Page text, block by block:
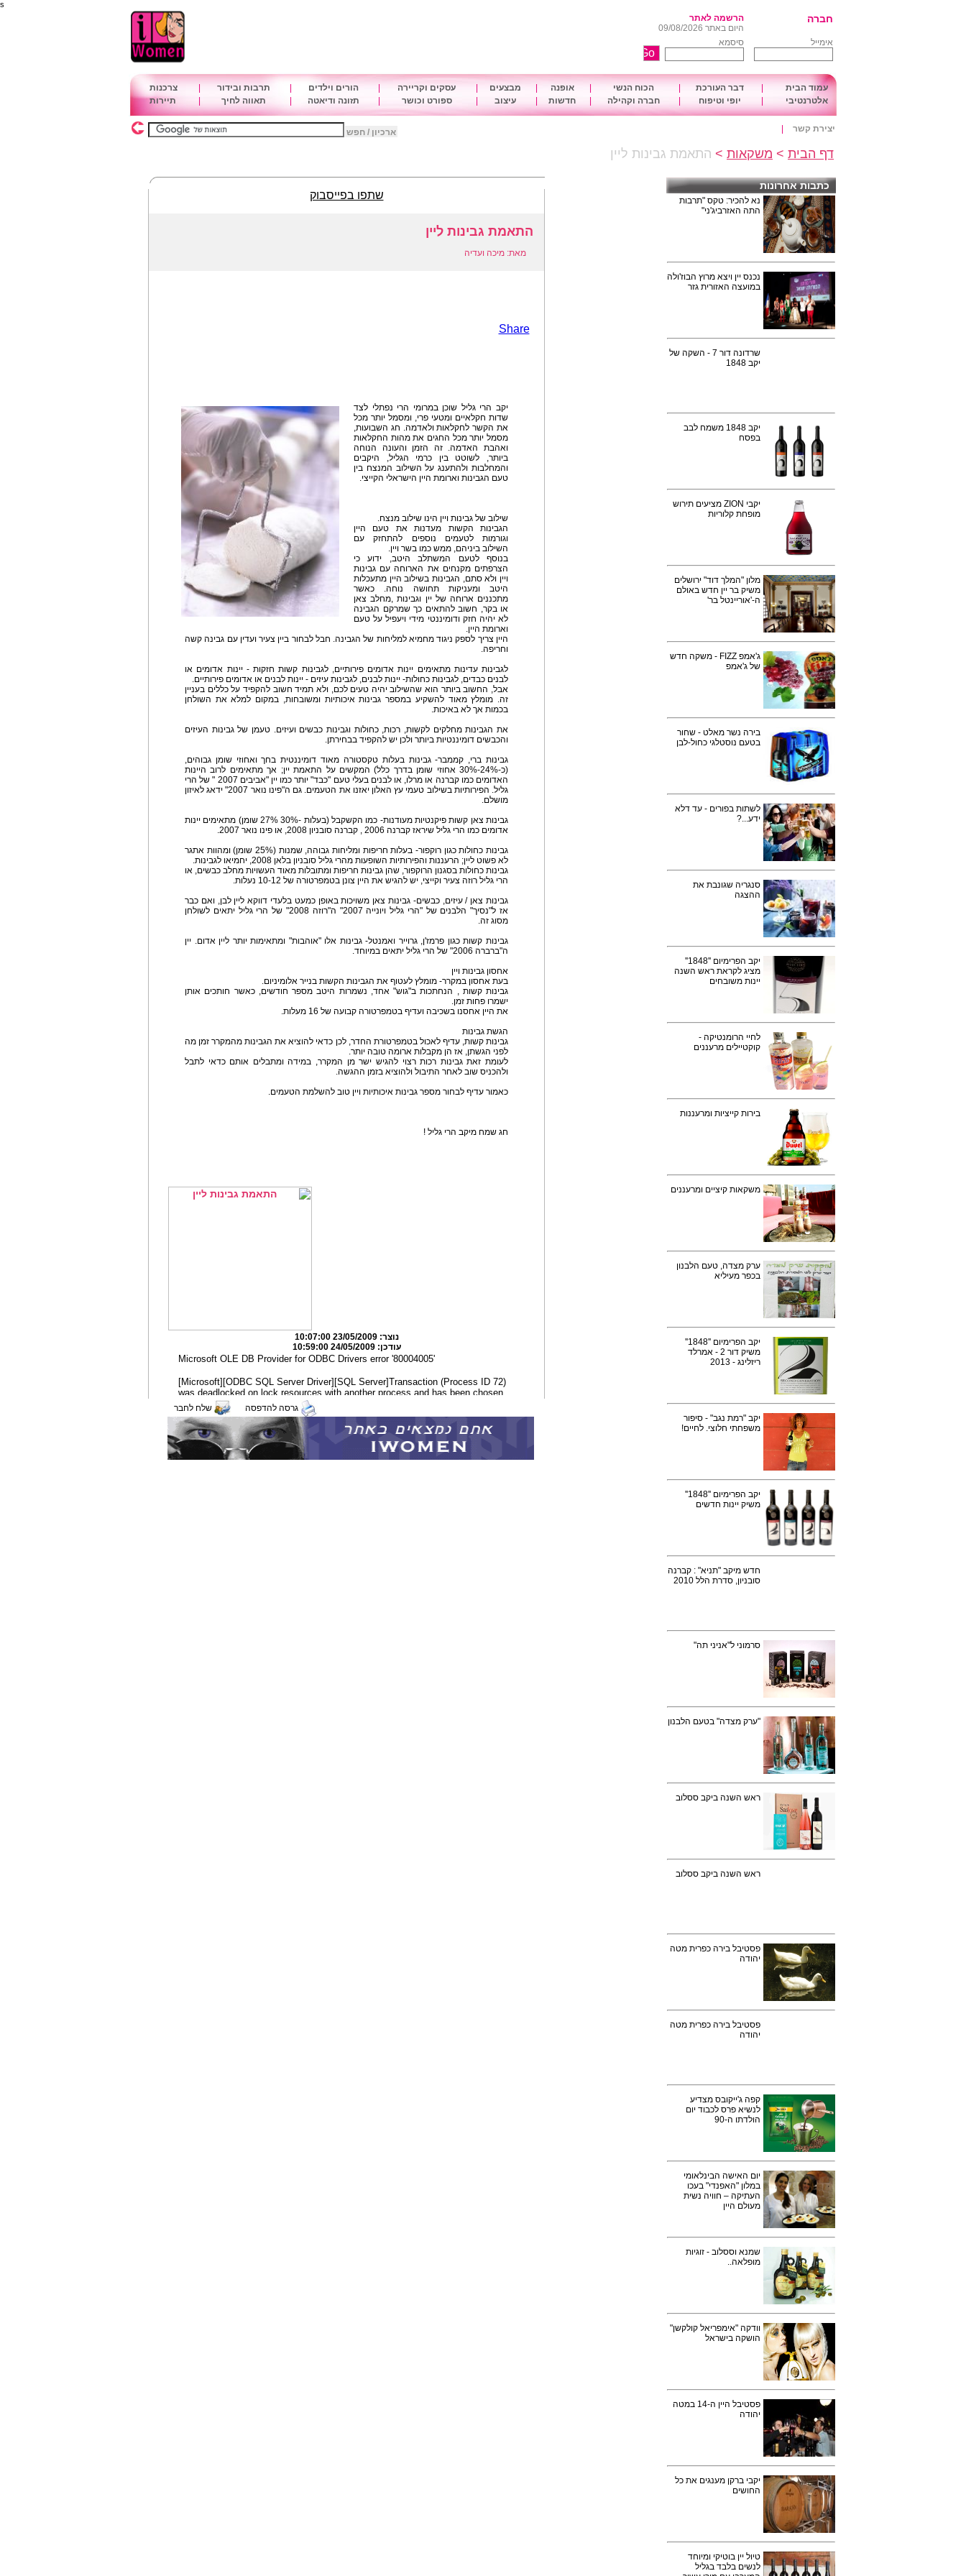
s
חברה
הרשמה לאתר
היום באתר 09/08/2026
אימייל
סיסמא
עמוד הבית דבר העורכת הכוח הנשי אופנה מבצעים עסקים וקריירה הורים וילדים תרבות ובידור
צרכנות
אלטרנטיבי
יופי וטיפוח חברה וקהילה חדשות עיצוב ספורט וכושר תזונה ודיאטה תאווה לחיך תיירות
יצירת קשר ארכיון / חפש
דף הבית > משקאות > התאמת גבינות ליין
כתבות אחרונות
נא להכיר: טקס "תרבות
התה האזרביג'ני"
נכנס יין ויצא מרוץ הבוז'ולה
במועצה האזורית גזר
שרדונה דור 7 - השקה של
יקב 1848
יקב 1848 משמח לבב
בפסח
יקבי ZION מציעים תירוש
מופחת קלוריות
מלון "המלך דוד" ירושלים
משיק בר יין חדש באולם
ה-'אוריינטל בר'
ג'אמפ FIZZ - משקה חדש
של ג'אמפ
בירה נשר מאלט - שחור
בטעם נוסטלגי כחול-לבן
לשתות בפורים - עד דלא
ידע...?
סנגריה שגונבת את
ההצגה
יקב הפרימיום ''1848''
מציג לקראת ראש השנה
יינות משובחים
לחיי הרומנטיקה -
קוקטיילים מרעננים
בירות קייציות ומרעננות
משקאות קיציים ומרעננים
ערק מצדה, טעם הלבנון
בכפר מעיליא
יקב הפרימיום ''1848''
משיק דור 2 - אמרלד
ריזלינג - 2013
יקב "רמת נגב" - סיפור
משפחתי חלוצי. לחיים!
יקב הפרימיום ''1848''
משיק יינות חדשים
חדש מיקב "תניא" : קברנה
סובניון, סדרת הלל 2010
סרמוני ל"אניני תה"
"ערק מצדה" בטעם הלבנון
ראש השנה ביקב ססלוב
ראש השנה ביקב ססלוב
פסטיבל בירה כפרית מטה
יהודה
פסטיבל בירה כפרית מטה
יהודה
קפה ג'ייקובס מצדיע
לנשיא פרס לכבוד יום
הולדתו ה-90
יום האישה הבינלאומי
במלון "האפנדי" בעכו
העתיקה – חוויה נשית
מעולם היין
שמנא וססלוב - זוגיות
מופלאה..
וודקה "אימפריאל קולקשן"
הושקה בישראל
פסטיבל היין ה-14 במטה
יהודה
יקבי ברקן מענגים את כל
החושים
טיול יין בוטיקי ומיוחד
לנשים בלבד בגליל
שתפו בפייסבוק
התאמת גבינות ליין
מאת: מיכה ועדיה
Share
יקב הרי גליל שוכן במרומי הרי נפתלי לצד
שדות חקלאיים ומטעי פרי, ומסמל יותר מכל
את הקשר לחקלאות ולאדמה. חג השבועות,
מסמל יותר מכל החגים את מהות החקלאות
ואהבת האדמה. זה הזמן והעונה הנוחה
ביותר, לשוטט בין כרמי הגליל, היקבים
והמחלבות ולהתענג על השילוב המנצח בין
טעם הגבינות וארומת היין הישראלי הקייצי.
שילוב של גבינות ויין הינו שילוב מנצח.
הגבינות הקשות מעדנות את טעם היין
וגורמות לטעמים נוספים להתחזק עם
השילוב ביניהם, ממש כמו בשר ויין.
בנוסף לטעם המשתלב היטב, ידוע כי
הצרפתים מקנחים את הארוחה עם גבינות
ויין ולא סתם, הגבינות בשילוב היין מתעכלות
היטב ומעניקות תחושה נוחה. כאשר
מתכננים ארוחה של יין וגבינות ,מחלב צאן
או בקר, חשוב להתאים כך שמרקם הגבינה
לא יהיה חזק ודומיננטי מידי ויעפיל על טעם
וארומת היין.
היין צריך לספק ניגוד מחמיא למליחות של הגבינה. חבל לבחור ביין צעיר ועדין עם גבינה קשה
וחריפה.
לגבינות עדינות מתאימים יינות אדומים פירותיים, לגבינות קשות חזקות - יינות אדומים או
לבנים כבדים, לגבינות כחולות- יינות לבנים, לגבינות עיזים - יינות לבנים או אדומים פירותיים.
אבל, החשוב ביותר הוא שהשילוב יהיה טעים לכם, ולא תמיד חשוב להקפיד על כללים בעניין
זה. מומלץ מאוד להשקיע במספר גבינות איכותיות ומשובחות, במקום למלא את השולחן
בכמות אך לא באיכות.
את הגבינות מחלקים לקשות, רכות, כחולות וגבינות כבשים ועיזים. טעמן של גבינות העיזים
והכבשים דומיננטיות ביותר ולכן יש להקפיד בבחירתן.
גבינות ברי, קממבר- גבינות בעלות טקסטורה מאוד דומיננטית בחך ואחוזי שומן גבוהים,
(כ-24%-30% אחוזי שומן בדרך כלל) המקשים על התאמת יין; אך מתאימים לרוב היינות
האדומים כמו קברנה או מרלו, או לבנים בעלי טעם "כבד" יותר כמו יין "אביבים 2007 " של הרי
גליל. הפירותיות בשילוב טעמי עץ האלון יאזנו את הטעמים. גם ה"פינו נואר 2007" ידאג לאיזון
מושלם.
גבינות צאן קשות פיקנטיות מעודנות- כמו הקשקבל (בעלות -30% 27% שומן) מתאימים יינות
אדומים כמו הרי גליל שיראז קברנה 2006 , קברנה סובניון 2008, או פינו נואר 2007.
גבינות כחולות כגון רוקפור- בעלות חריפות ומליחות גבוהה, שמנות (25% שומן) ומהוות אתגר
לא פשוט ליין; הרעננות והפירותיות השופעות מהרי גליל סובניון בלאן 2008, יחמיאו לגבינות.
גבינות כחולות בסגנון הרוקפור, שהן גבינות חריפות ומתובלות מאוד העשויות מחלב כבשים, או
הרי גליל רוזה צעיר וקייצי, יש להגיש את היין צונן בטמפרטורה של 10-12 נעלות.
גבינות צאן / עיזים, כבשים- גבינות צאן משויכות באופן כמעט בלעדי דווקא ליין לבן, ואם כבר
אז ל"נסיך" הלבנים של "הרי גליל ויונייה 2007" ה"רוזה 2008" של הרי גליל יתאים לשולחן
מסוג זה.
גבינות קשות כגון פרמז'ן, גרוייר ואמנטל- גבינות אלו "אוהבות" ומתאימות יותר ליין אדום. יין
ה"ברברה 2006" של הרי גליל יתאים במיוחד.
אחסון גבינות ויין
בעת אחסון במקרר- מומלץ לעטוף את הגבינות הקשות בנייר אלומיניום.
גבינות קשות , הנחתכות ב"גוש" אחד, נשמרות היטב מספר חודשים, כאשר חותכים אותן
ישמרו פחות זמן.
את היין אחסנו בשכיבה ועדיף בטמפרטורה קבועה של 16 מעלות.
הגשת גבינות
גבינות קשות, עדיף לאכול בטמפרטורת החדר, לכן כדאי להוציא את הגבינות מהמקרר זמן מה
לפני הגשתן, אז הן מקבלות ארומה טובה יותר.
לעומת זאת גבינות רכות רצוי להגיש ישר מן המקרר, במידה ומתבלים אותם כדאי לתבל
ולהכניס שוב לאחר התיבול ולהוציא בזמן ההגשה.
כאמור עדיף לבחור מספר גבינות איכותיות ויין טוב להשלמת הטעמים.
חג שמח מיקב הרי גליל !
נוצר:23/05/2009 10:07:00
עודכן:24/05/2009 10:59:00
גרסה להדפסה שלח לחבר